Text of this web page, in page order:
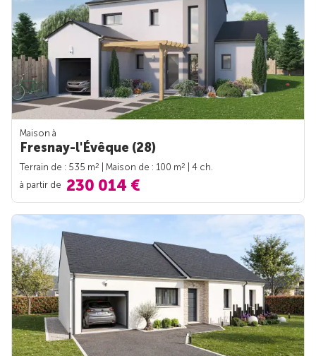
Maison à
Fresnay-l'Évêque (28)
Terrain de : 535 m2 | Maison de : 100 m2
| 4 ch.
à partir de 230 014 €